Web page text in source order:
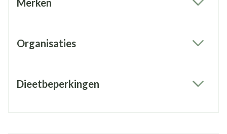
Merken
Organisaties
Dieetbeperkingen